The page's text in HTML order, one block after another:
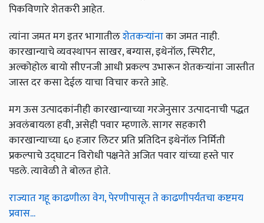
पिकविणारे शेतकरी आहेत.
त्यांना जमत मग इतर भागातीलशेतकऱ्यांनाका जमत नाही.
कारखान्याचे व्यवस्थापन साखर, बग्यास, इथेनॉल, स्पिरीट,
अल्कोहोल बायो सीएनजी आधी प्रकल्प उभारून शेतकऱ्यांना जास्तीत
जास्त दर कसा देईल याचा विचार करते आहे.
मग ऊस उत्पादकांनीही कारखान्याच्या गरजेनुसार उत्पादनाची पद्धत
अवलंबायला हवी, असेही पवार म्हणाले. सागर सहकारी
कारखान्याच्या ६० हजार लिटर प्रति प्रतिदिन इथेनॉल निर्मिती
प्रकल्पाचे उद्घाटन विरोधी पक्षनेते अजित पवार यांच्या हस्ते पार
पडले. त्यावेळी ते बोलत होते.
राज्यात गहू काढणीला वेग, पेरणीपासून ते काढणीपर्यंतचा कष्टमय
प्रवास...